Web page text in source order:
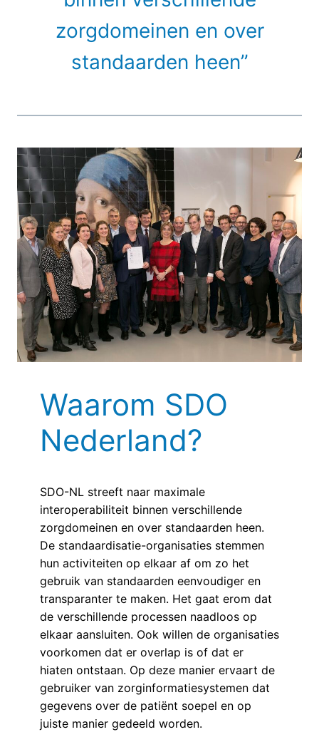
zorgdomeinen en over
standaarden heen”
Waarom SDO
Nederland?
SDO-NL streeft naar maximale
interoperabiliteit binnen verschillende
zorgdomeinen en over standaarden heen.
De standaardisatie-organisaties stemmen
hun activiteiten op elkaar af om zo het
gebruik van standaarden eenvoudiger en
transparanter te maken. Het gaat erom dat
de verschillende processen naadloos op
elkaar aansluiten. Ook willen de organisaties
voorkomen dat er overlap is of dat er
hiaten ontstaan. Op deze manier ervaart de
gebruiker van zorginformatiesystemen dat
gegevens over de patiënt soepel en op
juiste manier gedeeld worden.